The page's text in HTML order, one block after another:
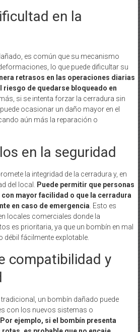
en la
es común que su mecanismo
lo que puede dificultar su
retrasos en las operaciones diarias
riesgo de quedarse bloqueado en
si se intenta forzar la cerradura sin
ocasionar un daño mayor en el
aún más la reparación o
en la seguridad
la integridad de la cerradura y, en
del local. Puede permitir que personas
mayor facilidad o que la cerradura
en caso de emergencia. Esto es
locales comerciales donde la
es prioritaria, ya que un bombín en mal
débil fácilmente explotable.
compatibilidad y
un bombín dañado puede
con los nuevos sistemas o
Por ejemplo, si el bombín presenta